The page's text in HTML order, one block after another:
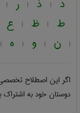
د | ذ | ر |
ط | ظ | ع
| ن | و | ه |
اگر این اصطلاح
دوستان خود به اشتراک